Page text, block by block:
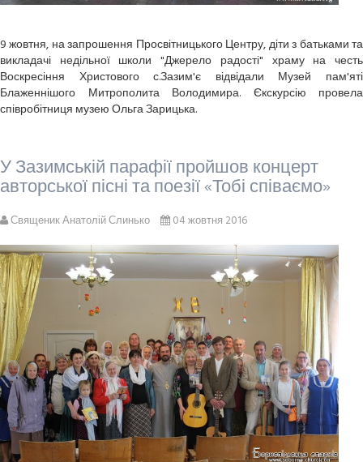
9 жовтня, на запрошення Просвітницького Центру, діти з батьками та
викладачі недільної школи "Джерело радості" храму на честь
Воскресіння Христового с.Зазим'є відвідали Музей пам'яті
Блаженнішого Митрополита Володимира. Єкскурсію провела
співробітниця музею Ольга Зарицька.
У Зазимській парафії пройшов концерт
авторської пісні та поезії «Тобі співаємо»
Священик Анатолій Слинько 04 жовтня 2016